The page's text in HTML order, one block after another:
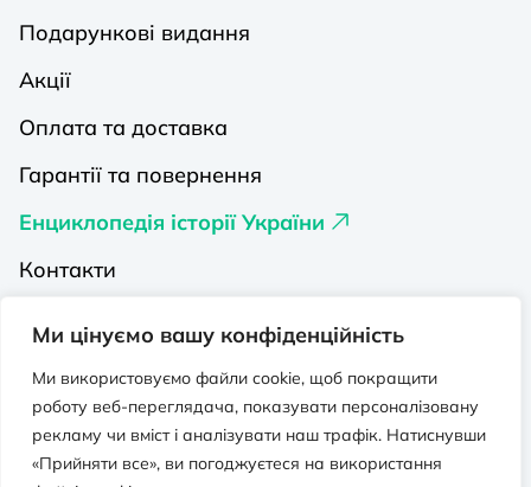
Ми цінуємо вашу конфіденційність
Ми використовуємо файли cookie, щоб покращити
роботу веб-переглядача, показувати персоналізовану
рекламу чи вміст і аналізувати наш трафік. Натиснувши
«Прийняти все», ви погоджуєтеся на використання
Подарункові видання
Акції
Оплата та доставка
Гарантії та повернення
Енциклопедія історії України
Контакти
Видавництва на Порталі
Політика конфіденційності
Публічна оферта